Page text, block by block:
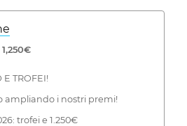
E TROFEI!
ampliando i nostri premi!
trofei e 1.250€